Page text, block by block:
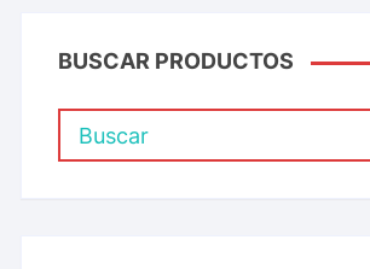
BUSCAR PRODUCTOS